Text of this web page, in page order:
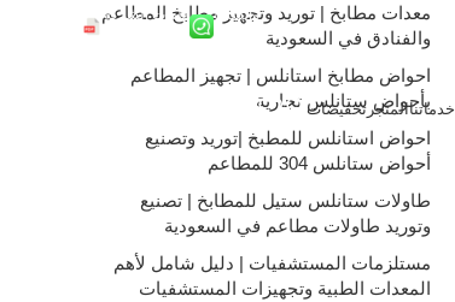
واتساب ملفات الشركة
خدماتناالمتجر تخفيضات
معدات مطابخ | توريد وتجهيز مطابخ المطاعم
والفنادق في السعودية
احواض مطابخ استانلس | تجهيز المطاعم
بأحواض ستانلس تجارية
احواض استانلس للمطبخ |توريد وتصنيع
أحواض ستانلس 304 للمطاعم
طاولات ستانلس ستيل للمطابخ | تصنيع
وتوريد طاولات مطاعم في السعودية
مستلزمات المستشفيات | دليل شامل لأهم
المعدات الطبية وتجهيزات المستشفيات